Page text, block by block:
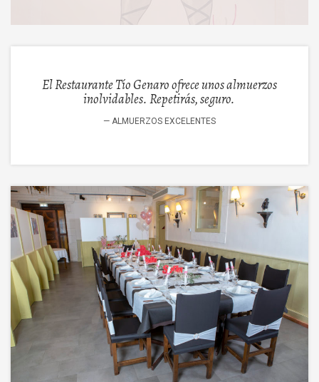
El Restaurante Tío Genaro ofrece unos almuerzos
inolvidables. Repetirás, seguro.
ALMUERZOS EXCELENTES